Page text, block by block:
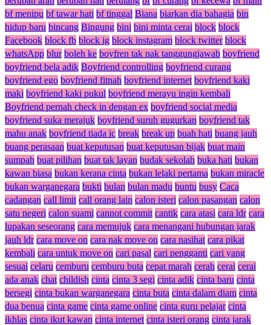
bf menipu bf tawar hati bf tinggal Biana biarkan dia bahagia bin
hidup baru bincang Bingung bini bini minta cerai block block
Facebook block fb block ig block instagram block twitter block
whatsApp blur boleh ke boyfren tak nak tanggungjawab boyfriend
boyfriend bela adik Boyfriend controlling boyfriend curang
boyfriend ego boyfriend fitnah boyfriend internet boyfriend kaki
maki boyfriend kaki pukul boyfriend merayu ingin kembali
Boyfriend pernah check in dengan ex boyfriend social media
boyfriend suka merajuk boyfriend suruh gugurkan boyfriend tak
mahu anak boyfriend tiada ic break break up buah hati buang jauh
buang perasaan buat keputusan buat keputusan bijak buat main
sumpah buat pilihan buat tak layan budak sekolah buka hati bukan
kawan biasa bukan kerana cinta bukan lelaki pertama bukan miracle
bukan warganegara bukti bulan bulan madu buntu busy Caca
cadangan call limit call orang lain calon isteri calon pasangan calon
satu negeri calon suami cannot commit cantik cara atasi cara ldr cara
lupakan seseorang cara memujuk cara menangani hubungan jarak
jauh ldr cara move on cara nak move on cara nasihat cara pikat
kembali cara untuk move on cari pasal cari pengganti cari yang
sesuai celaru cemburu cemburu buta cepat marah cerah cerai cerai
ada anak chat childish cinta cinta 3 segi cinta adik cinta baru cinta
bersegi cinta bukan warganegara cinta buta cinta dalam diam cinta
dua benua cinta game cinta game online cinta guru pelajar cinta
ikhlas cinta ikut kawan cinta internet cinta isteri orang cinta jarak